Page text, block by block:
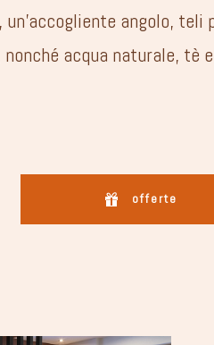
angolo, teli
acqua naturale, tè
offerte